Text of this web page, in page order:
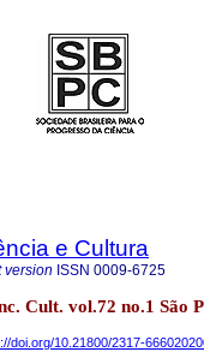
e Cultura
version ISSN 0009-6725
Cult. vol.72 no.1 São
doi.org/10.21800/2317-